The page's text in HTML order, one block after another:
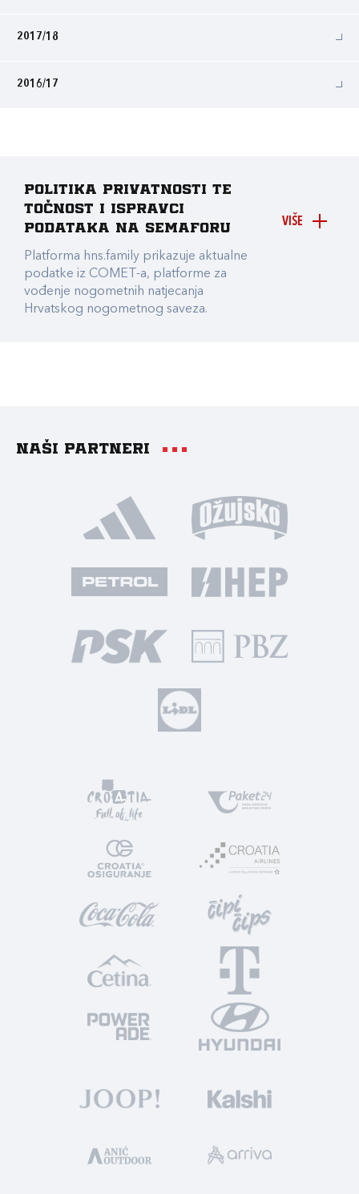
2017/18
2016/17
VIŠE
Politika privatnosti te
točnost i ispravci
podataka na Semaforu
Platforma hns.family prikazuje aktualne
podatke iz COMET-a, platforme za
vođenje nogometnih natjecanja
Hrvatskog nogometnog saveza.
Naši partneri